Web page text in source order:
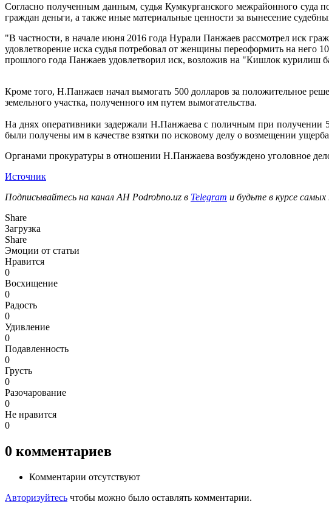
Согласно полученным данным, судья Кумкурганского межрайонного
граждан деньги, а также иные материальные ценности за вынесение
"В частности, в начале июня 2016 года Нурали Панжаев рассмотрел иск
удовлетворение иска судья потребовал от женщины переоформить на него
прошлого года Панжаев удовлетворил иск, возложив на "Кишлок
Кроме того, Н.Панжаев начал вымогать 500 долларов за положительное
земельного участка, полученного им путем вымогательства.
На днях оперативники задержали Н.Панжаева с поличным при получении
были получены им в качестве взятки по исковому делу о возмещении
Органами прокуратуры в отношении Н.Панжаева возбуждено уголовное
Источник
Подписывайтесь на канал АН Podrobno.uz в Telegram и будьте в курсе
Share
Загрузка
Share
Эмоции от статьи
Нравится
0
Восхищение
0
Радость
0
Удивление
0
Подавленность
0
Грусть
0
Разочарование
0
Не нравится
0
0 комментариев
Комментарии отсутствуют
Авторизуйтесь чтобы можно было оставлять комментарии.